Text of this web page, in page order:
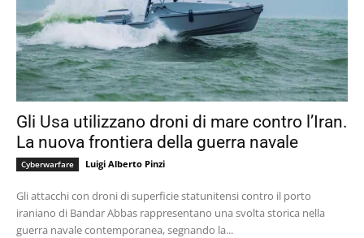
Gli Usa utilizzano droni di mare contro l’Iran.
La nuova frontiera della guerra navale
Cyberwarfare Luigi Alberto Pinzi
Gli attacchi con droni di superficie statunitensi contro il porto
iraniano di Bandar Abbas rappresentano una svolta storica nella
guerra navale contemporanea, segnando la...